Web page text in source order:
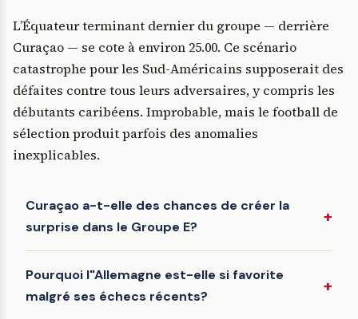
L’Équateur terminant dernier du groupe — derrière
Curaçao — se cote à environ 25.00. Ce scénario
catastrophe pour les Sud-Américains supposerait des
défaites contre tous leurs adversaires, y compris les
débutants caribéens. Improbable, mais le football de
sélection produit parfois des anomalies
inexplicables.
Curaçao a-t-elle des chances de créer la
surprise dans le Groupe E?
Pourquoi l"Allemagne est-elle si favorite
malgré ses échecs récents?